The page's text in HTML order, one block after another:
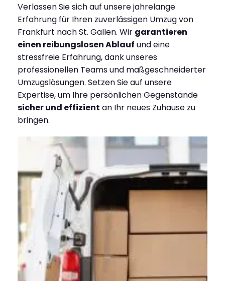
Verlassen Sie sich auf unsere jahrelange
Erfahrung für Ihren zuverlässigen Umzug von
Frankfurt nach St. Gallen. Wir garantieren
einen reibungslosen Ablauf und eine
stressfreie Erfahrung, dank unseres
professionellen Teams und maßgeschneiderter
Umzugslösungen. Setzen Sie auf unsere
Expertise, um Ihre persönlichen Gegenstände
sicher und effizient an Ihr neues Zuhause zu
bringen.